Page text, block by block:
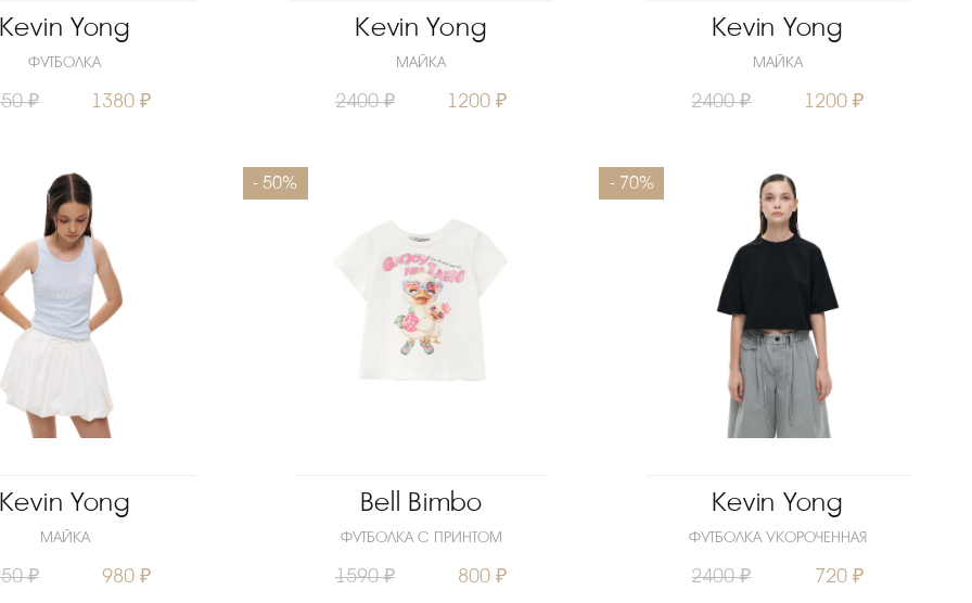
Kevin Yong
ФУТБОЛКА
₽ 1380 ₽
Kevin Yong
МАЙКА
2400 ₽ 1200 ₽
Kevin Yong
МАЙКА
2400 ₽ 1200 ₽
Kevin Yong
МАЙКА
₽ 980 ₽
- 50%
Bell Bimbo
ФУТБОЛКА С ПРИНТОМ
1590 ₽ 800 ₽
- 70%
Kevin Yong
ФУТБОЛКА УКОРОЧЕННАЯ
2400 ₽ 720 ₽